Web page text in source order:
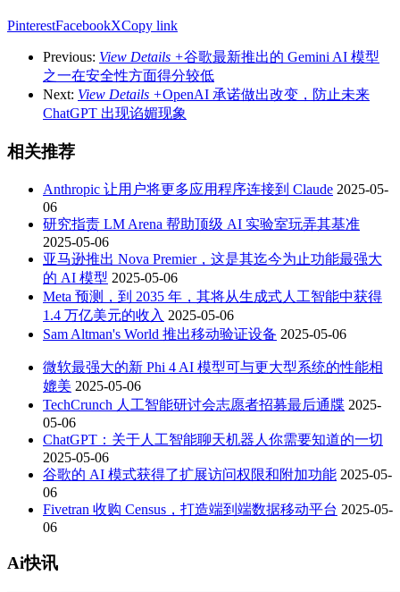
PinterestFacebookXCopy link
Previous: View Details +谷歌最新推出的 Gemini AI 模型
之一在安全性方面得分较低
Next: View Details +OpenAI 承诺做出改变，防止未来
ChatGPT 出现谄媚现象
相关推荐
Anthropic 让用户将更多应用程序连接到 Claude 2025-05-
06
研究指责 LM Arena 帮助顶级 AI 实验室玩弄其基准
2025-05-06
亚马逊推出 Nova Premier，这是其迄今为止功能最强大
的 AI 模型 2025-05-06
Meta 预测，到 2035 年，其将从生成式人工智能中获得
1.4 万亿美元的收入 2025-05-06
Sam Altman's World 推出移动验证设备 2025-05-06
微软最强大的新 Phi 4 AI 模型可与更大型系统的性能相
媲美 2025-05-06
TechCrunch 人工智能研讨会志愿者招募最后通牒 2025-
05-06
ChatGPT：关于人工智能聊天机器人你需要知道的一切
2025-05-06
谷歌的 AI 模式获得了扩展访问权限和附加功能 2025-05-
06
Fivetran 收购 Census，打造端到端数据移动平台 2025-05-
06
Ai快讯